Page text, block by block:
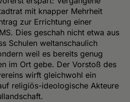
mit knapper Mehrheit
zur Errichtung einer
Dies geschah nicht etwa aus
Schulen weltanschaulich
weil es bereits genug
im Ort gebe. Der Vorstoß des
wirft gleichwohl ein
religiös-ideologische Akteure